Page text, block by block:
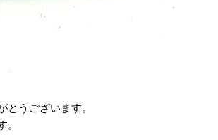
とうございます。